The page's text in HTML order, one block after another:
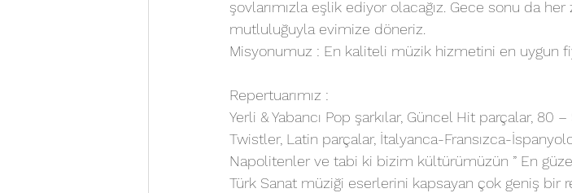
şovlarımızla eşlik ediyor olacağız. Gece sonu da
mutluluğuyla evimize döneriz.
Misyonumuz : En kaliteli müzik hizmetini en uygun
Repertuarımız :
Yerli & Yabancı Pop şarkılar, Güncel Hit parçalar, 80
Twistler, Latin parçalar, İtalyanca-Fransızca-
Napolitenler ve tabi ki bizim kültürümüzün ” En
Türk Sanat müziği eserlerini kapsayan çok geniş bir